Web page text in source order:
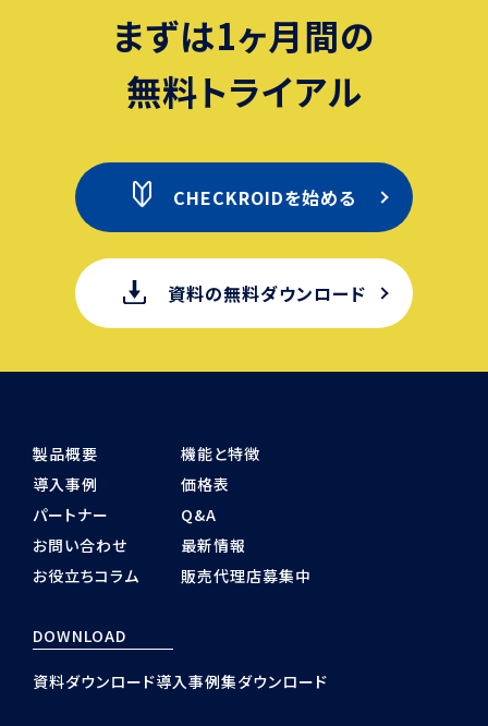
まずは1ヶ月間の
無料トライアル
CHECKROIDを始める
資料の無料ダウンロード
製品概要
機能と特徴
導入事例
価格表
パートナー
Q&A
お問い合わせ
最新情報
お役立ちコラム
販売代理店募集中
DOWNLOAD
資料ダウンロード導入事例集ダウンロード